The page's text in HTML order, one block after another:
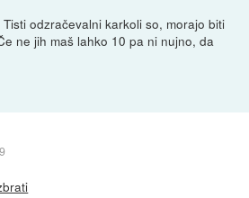
odzračevalni karkoli so, morajo biti
ne jih maš lahko 10 pa ni nujno, da